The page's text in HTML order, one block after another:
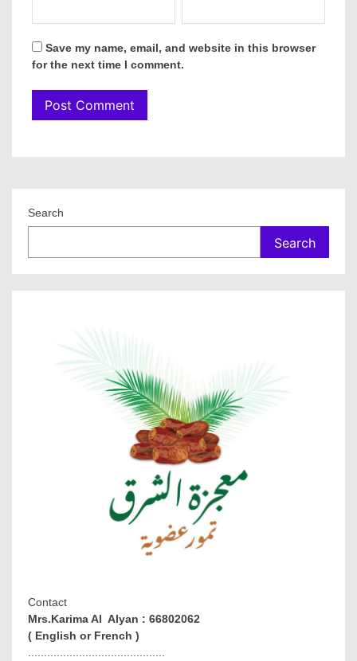
Save my name, email, and website in this browser
for the next time I comment.
Search
Search
Contact
Mrs.Karima Al Alyan : 66802062
( English or French )